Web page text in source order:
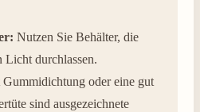
Nutzen Sie Behälter, die
durchlassen.
oder eine gut
sind ausgezeichnete